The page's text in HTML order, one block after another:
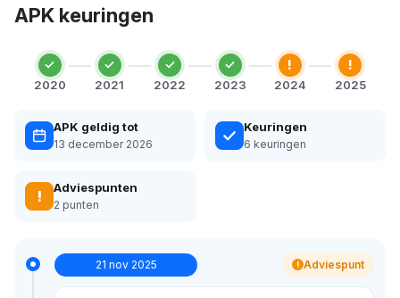
APK keuringen
2020 2021 2022 2023
!
2024
!
2025
APK geldig tot
13 december 2026
Keuringen
6 keuringen
! Adviespunten
2 punten
21 nov 2025 ! Adviespunt